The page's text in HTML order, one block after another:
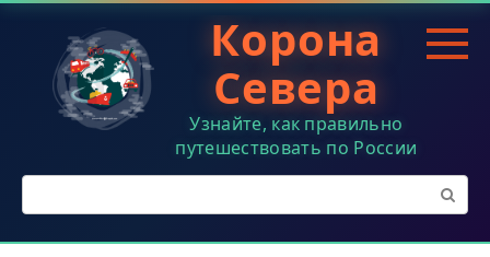
Перейти
контенту
Корона
Севера
Узнайте, как правильно
путешествовать по России
Поиск: